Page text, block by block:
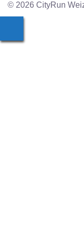
© 2026 CityRun